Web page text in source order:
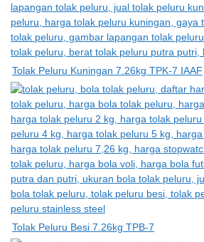
Tolak Peluru Kuningan 7.26kg TPK-7 IAAF
Tolak Peluru Besi 7.26kg TPB-7